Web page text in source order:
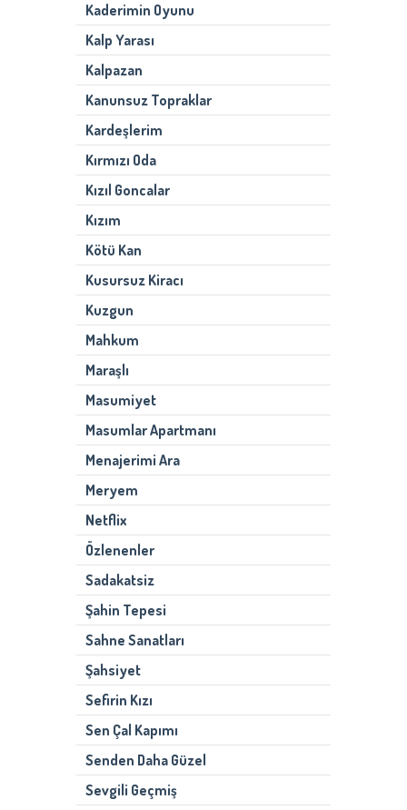
Kaderimin Oyunu
Kalp Yarası
Kalpazan
Kanunsuz Topraklar
Kardeşlerim
Kırmızı Oda
Kızıl Goncalar
Kızım
Kötü Kan
Kusursuz Kiracı
Kuzgun
Mahkum
Maraşlı
Masumiyet
Masumlar Apartmanı
Menajerimi Ara
Meryem
Netflix
Özlenenler
Sadakatsiz
Şahin Tepesi
Sahne Sanatları
Şahsiyet
Sefirin Kızı
Sen Çal Kapımı
Senden Daha Güzel
Sevgili Geçmiş